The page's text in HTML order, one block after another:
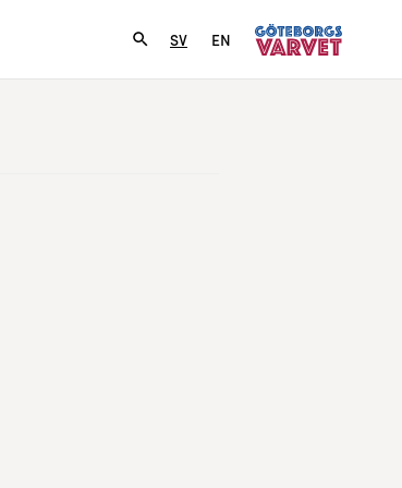
SV EN